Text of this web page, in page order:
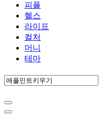
피플
헬스
라이프
컬처
머니
테마